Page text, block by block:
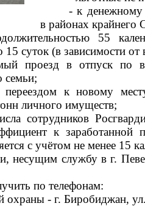
- к денежному
в районах крайнего
55
суток (в зависимости от
проезд в отпуск по
семьи;
к новому
личного имуществ;
сотрудников
к заработанной
с учётом не менее 15
несущим службу в г.
по телефонам:
охраны - г. Биробиджан,